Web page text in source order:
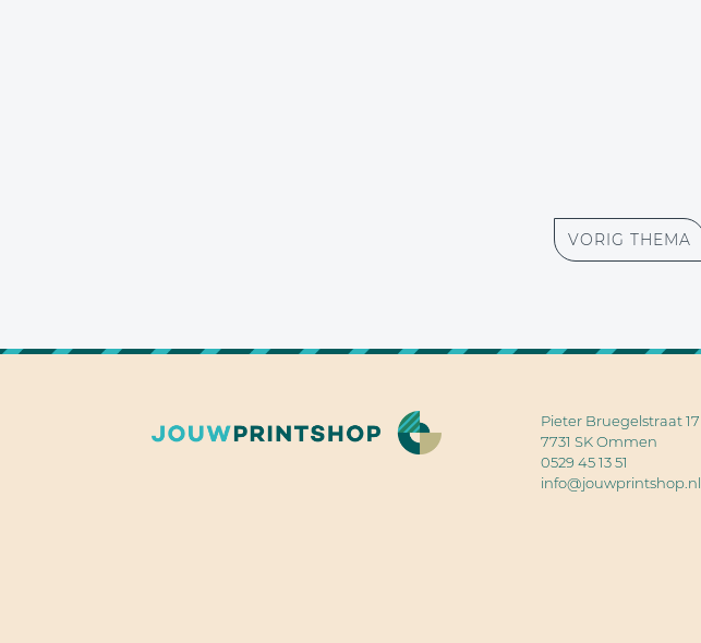
VORIG THEMA
Pieter Bruegelstraat 17
7731 SK Ommen
0529 45 13 51
info@jouwprintshop.nl